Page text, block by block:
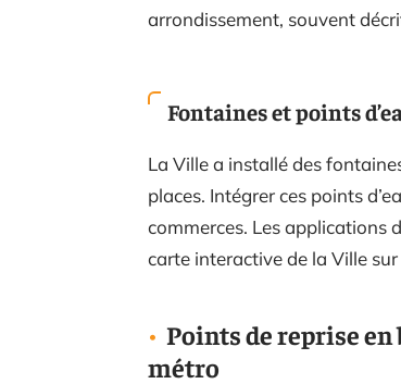
arrondissement, souvent
Fontaines et points
La Ville a installé des
places. Intégrer ces points
commerces. Les applications
carte interactive de la Ville
Points de reprise
métro